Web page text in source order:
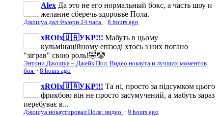
Аlеx Да это не его нормальный бокс, а часть шоу и
желание сберечь здоровье Пола.
Джошуа дал Фьюри 24 часа · 8 hours ago
xROIx🇺🇦УКР!!! Мабуть в цьому
кульмінаційному епізоді хтось з них погано
"зіграв" свою роль!🤣🤡
Энтони Джошуа – Джейк Пол. Видео нокаута и лучших моментов
боя · 8 hours ago
xROIx🇺🇦УКР!!! Та ні, просто за підсумком цього
фрикбою він не просто засумучений, а мабуть зараз
перебуває в...
Джошуа нокаутировал Пола: видео · 9 hours ago